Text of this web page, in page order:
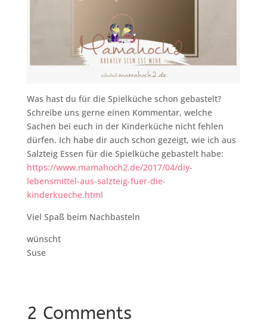
Was hast du für die Spielküche schon gebastelt?
Schreibe uns gerne einen Kommentar, welche
Sachen bei euch in der Kinderküche nicht fehlen
dürfen. Ich habe dir auch schon gezeigt, wie ich aus
Salzteig Essen für die Spielküche gebastelt habe:
https://www.mamahoch2.de/2017/04/diy-
lebensmittel-aus-salzteig-fuer-die-
kinderkueche.html
Viel Spaß beim Nachbasteln
wünscht
Suse
2 Comments